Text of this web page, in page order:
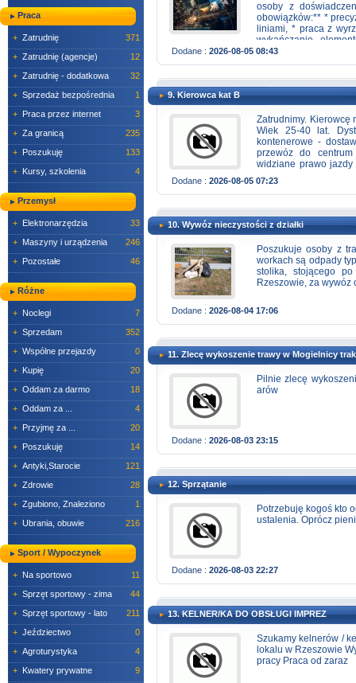
Praca
+ Zatrudnię
371
+ Zatrudnię (agencje)
12
+ Zatrudnię - dodatkowa
32
+ Sprzedaż bezpośrednia
1
+ Praca przez internet
3
+ Za granicą
235
+ Poszukuję
133
+ Kursy, szkolenia 4
Przemysł
+ Elektronarzędzia
33
+ Maszyny i urządzenia
246
+ Pozostałe 46
Różne
+ Noclegi
7
+ Sprzedam
352
+ Wspólne przejazdy
0
+ Kupię
20
+ Oddam za darmo
18
+ Oddam za ...
4
+ Przyjmę za ...
20
+ Poszukuję
14
+ Antyki,Starocie
121
+ Zdrowie
28
+ Zgubiono, Znaleziono
1
+ Ubrania, obuwie 216
Sport / Wypoczynek
+ Na sportowo
11
+ Sprzęt sportowy - zima
44
+ Sprzęt sportowy - lato
211
+ Jeździectwo
0
+ Agroturystyka
4
+ Kwatery prywatne
9
osoby z
obowiązków:** *
liniami, * praca z
wykańczanie
odpowiedzialność, *
pracy w Rzeszowie,
osoby nastawionej na
pracę, zapraszamy do
Dodane : 2026-08-05 08:43
9. Kierowca kat B
Zatrudnimy. Kierowcę
Wiek 25-40 lat.
kontenerowe -
przewóz do
widziane prawo
3,5t, lub ciężarowych
trasy, Google maps
oraz bliskie okolice.
ZUS ,świadczenia
zapotrzebowania,
dnia następnego
Dodane : 2026-08-05 07:23
10. Wywóz nieczystości z działki
Poszukuje osoby z
workach są odpady
stolika, stojącego
Rzeszowie, za wywóz
Dodane : 2026-08-04 17:06
11. Zlecę wykoszenie trawy w Mogielnicy
Pilnie zlecę
arów
Dodane : 2026-08-03 23:15
12. Sprzątanie
Potrzebuję kogoś kto
ustalenia. Oprócz
Dodane : 2026-08-03 22:27
13. KELNER/KA DO OBSŁUGI IMPREZ
Szukamy kelnerów /
lokalu w Rzeszowie
pracy Praca od zaraz